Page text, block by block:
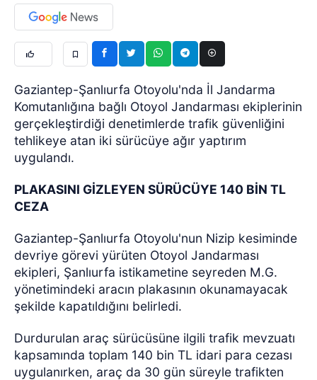
Gaziantep-Şanlıurfa Otoyolu'nda İl Jandarma
Komutanlığına bağlı Otoyol Jandarması ekiplerinin
gerçekleştirdiği denetimlerde trafik güvenliğini
tehlikeye atan iki sürücüye ağır yaptırım
uygulandı.
PLAKASINI GİZLEYEN SÜRÜCÜYE 140 BİN TL
CEZA
Gaziantep-Şanlıurfa Otoyolu'nun Nizip kesiminde
devriye görevi yürüten Otoyol Jandarması
ekipleri, Şanlıurfa istikametine seyreden M.G.
yönetimindeki aracın plakasının okunamayacak
şekilde kapatıldığını belirledi.
Durdurulan araç sürücüsüne ilgili trafik mevzuatı
kapsamında toplam 140 bin TL idari para cezası
uygulanırken, araç da 30 gün süreyle trafikten